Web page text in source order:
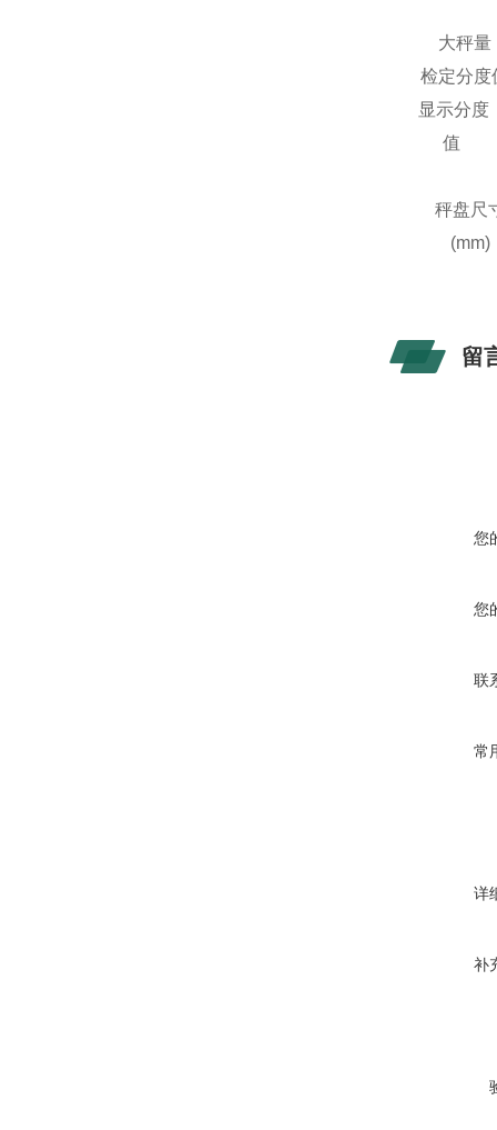
大秤量
检定分度
显示分度
值
秤盘尺
(mm)
留
您
您
联
常
详
补